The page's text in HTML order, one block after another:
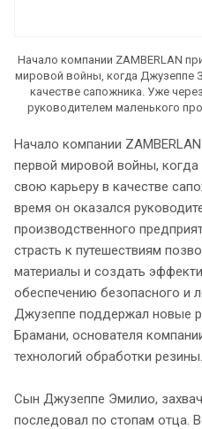
Начало компании ZAMBERLAN
мировой войны, когда Джузеппе
качестве сапожника. Уже
руководителем маленького
Начало компании
первой мировой войны,
свою карьеру в качестве
время он оказался
производственного
страсть к путешествиям
материалы и создать
обеспечению безопасного и
Джузеппе поддержал новые
Брамани, основателя
технологий обработки резины.
Сын Джузеппе Эмилио,
последовал по стопам отца.